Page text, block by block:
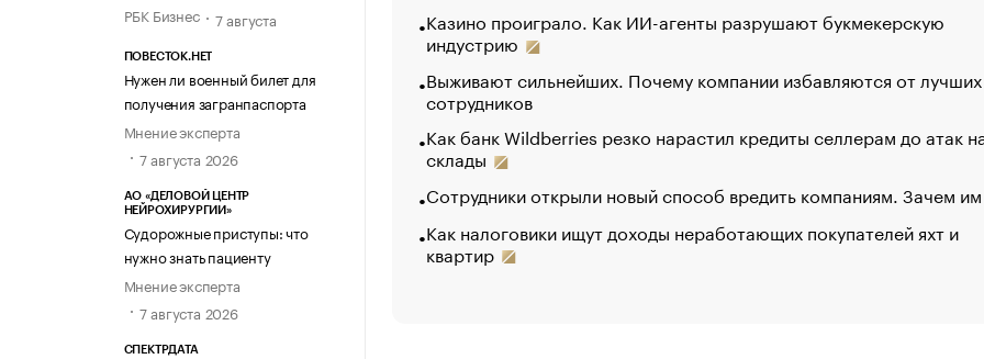
РБК Бизнес
7 августа
ПОВЕСТОК.НЕТ
Нужен ли военный билет для
получения загранпаспорта
Мнение эксперта
7 августа 2026
АО «ДЕЛОВОЙ ЦЕНТР
НЕЙРОХИРУРГИИ»
Судорожные приступы: что
нужно знать пациенту
Мнение эксперта
7 августа 2026
СПЕКТРДАТА
Казино проиграло. Как ИИ-агенты разрушают букмекерскую
индустрию
Выживают сильнейших. Почему компании избавляются от лучших
сотрудников
Как банк Wildberries резко нарастил кредиты селлерам до атак
склады
Сотрудники открыли новый способ вредить компаниям. Зачем
Как налоговики ищут доходы неработающих покупателей яхт и
квартир